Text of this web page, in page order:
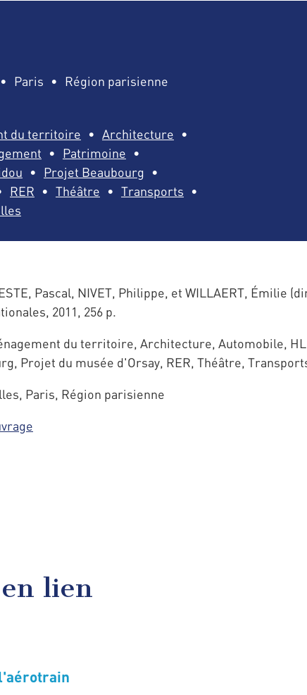
Paris Région parisienne
du territoire
Architecture
Patrimoine
Projet Beaubourg
RER Théâtre
Transports
Pascal, NIVET, Philippe, et WILLAERT, Émilie
2011, 256 p.
du territoire, Architecture, Automobile,
Projet du musée d'Orsay, RER, Théâtre,
Paris, Région parisienne
en lien